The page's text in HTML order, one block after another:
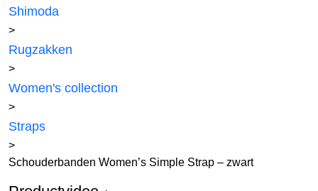
Shimoda
>
Rugzakken
>
Women's collection
>
Straps
>
Schouderbanden Women’s Simple Strap – zwart